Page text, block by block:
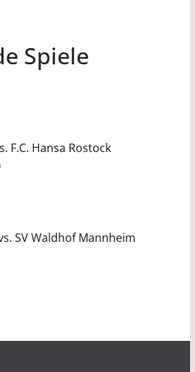
Spiele
F.C. Hansa Rostock
SV Waldhof Mannheim